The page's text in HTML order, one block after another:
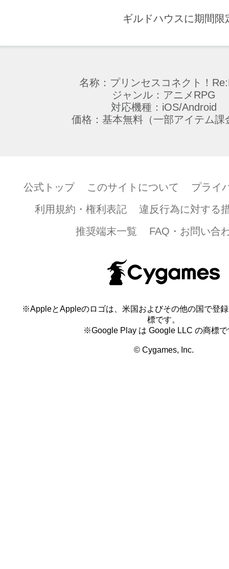
ギルドハウスに期間
名称：プリンセスコネクト！
ジャンル：アニメRPG
対応機種：iOS/Android
価格：基本無料（一部アイテム課
公式トップ このサイトについて
プライ
利用規約・権利表記
違反行為に対する
推奨端末一覧
FAQ・お問い合
※AppleとAppleのロゴは、米国およびその他の国で登
標です。
※Google Play は Google LLC の商標で
© Cygames, Inc.